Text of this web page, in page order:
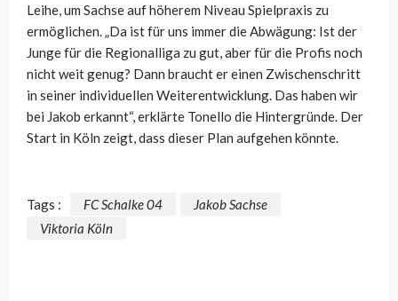
Leihe, um Sachse auf höherem Niveau Spielpraxis zu
ermöglichen. „Da ist für uns immer die Abwägung: Ist der
Junge für die Regionalliga zu gut, aber für die Profis noch
nicht weit genug? Dann braucht er einen Zwischenschritt
in seiner individuellen Weiterentwicklung. Das haben wir
bei Jakob erkannt“, erklärte Tonello die Hintergründe. Der
Start in Köln zeigt, dass dieser Plan aufgehen könnte.
Tags : FC Schalke 04
Jakob Sachse
Viktoria Köln